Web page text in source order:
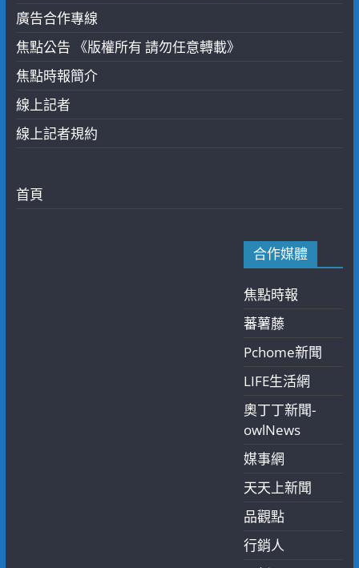
廣告合作專線
焦點公告 《版權所有 請勿任意轉載》
焦點時報簡介
線上記者
線上記者規約
首頁
合作媒體
焦點時報
蕃薯藤
Pchome新聞
LIFE生活網
奧丁丁新聞-
owlNews
媒事網
天天上新聞
品觀點
行銷人